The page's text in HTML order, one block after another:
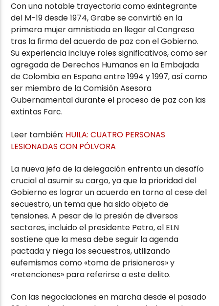
Con una notable trayectoria como exintegrante
del M-19 desde 1974, Grabe se convirtió en la
primera mujer amnistiada en llegar al Congreso
tras la firma del acuerdo de paz con el Gobierno.
Su experiencia incluye roles significativos, como ser
agregada de Derechos Humanos en la Embajada
de Colombia en España entre 1994 y 1997, así como
ser miembro de la Comisión Asesora
Gubernamental durante el proceso de paz con las
extintas Farc.
Leer también: HUILA: CUATRO PERSONAS
LESIONADAS CON PÓLVORA
La nueva jefa de la delegación enfrenta un desafío
crucial al asumir su cargo, ya que la prioridad del
Gobierno es lograr un acuerdo en torno al cese del
secuestro, un tema que ha sido objeto de
tensiones. A pesar de la presión de diversos
sectores, incluido el presidente Petro, el ELN
sostiene que la mesa debe seguir la agenda
pactada y niega los secuestros, utilizando
eufemismos como «toma de prisioneros» y
«retenciones» para referirse a este delito.
Con las negociaciones en marcha desde el pasado